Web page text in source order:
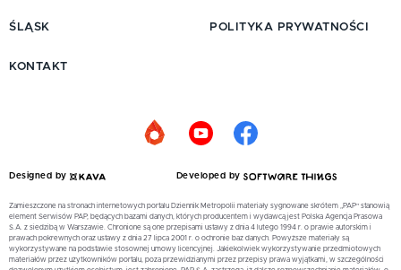
ŚLĄSK POLITYKA PRYWATNOŚCI
KONTAKT
Designed by Developed by
Zamieszczone na stronach internetowych portalu Dziennik Metropolii materiały sygnowane skrótem „PAP” stanowią
element Serwisów PAP, będących bazami danych, których producentem i wydawcą jest Polska Agencja Prasowa
S.A. z siedzibą w Warszawie. Chronione są one przepisami ustawy z dnia 4 lutego 1994 r. o prawie autorskim i
prawach pokrewnych oraz ustawy z dnia 27 lipca 2001 r. o ochronie baz danych. Powyższe materiały są
wykorzystywane na podstawie stosownej umowy licencyjnej. Jakiekolwiek wykorzystywanie przedmiotowych
materiałów przez użytkowników portalu, poza przewidzianymi przez przepisy prawa wyjątkami, w szczególności